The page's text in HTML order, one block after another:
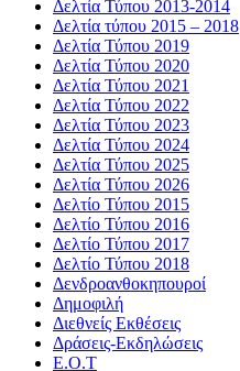
Δελτία Τύπου 2013-2014
Δελτία τύπου 2015 – 2018
Δελτία Τύπου 2019
Δελτία Τύπου 2020
Δελτία Τύπου 2021
Δελτία Τύπου 2022
Δελτία Τύπου 2023
Δελτία Τύπου 2024
Δελτία Τύπου 2025
Δελτία Τύπου 2026
Δελτίο Τύπου 2015
Δελτίο Τύπου 2016
Δελτίο Τύπου 2017
Δελτίο Τύπου 2018
Δενδροανθοκηπουροί
Δημοφιλή
Διεθνείς Εκθέσεις
Δράσεις-Εκδηλώσεις
Ε.Ο.Τ